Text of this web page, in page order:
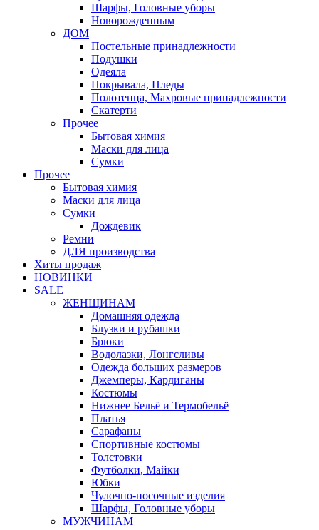
Шарфы, Головные уборы
Новорожденным
ДОМ
Постельные принадлежности
Подушки
Одеяла
Покрывала, Пледы
Полотенца, Махровые принадлежности
Скатерти
Прочее
Бытовая химия
Маски для лица
Сумки
Прочее
Бытовая химия
Маски для лица
Сумки
Дождевик
Ремни
ДЛЯ производства
Хиты продаж
НОВИНКИ
SALE
ЖЕНЩИНАМ
Домашняя одежда
Блузки и рубашки
Брюки
Водолазки, Лонгсливы
Одежда больших размеров
Джемперы, Кардиганы
Костюмы
Нижнее Бельё и Термобельё
Платья
Сарафаны
Спортивные костюмы
Толстовки
Футболки, Майки
Юбки
Чулочно-носочные изделия
Шарфы, Головные уборы
МУЖЧИНАМ